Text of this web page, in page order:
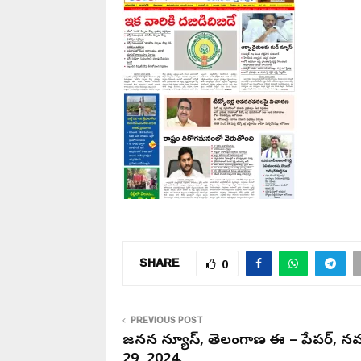
SHARE 0
PREVIOUS POST
జనసేన న్యూస్, తెలంగాణ ఈ – పేపర్,